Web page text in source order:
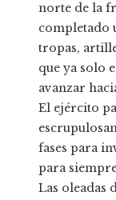
norte de la
completado
tropas,
que ya solo
avanzar
El ejército
fases para
para
Las oleadas